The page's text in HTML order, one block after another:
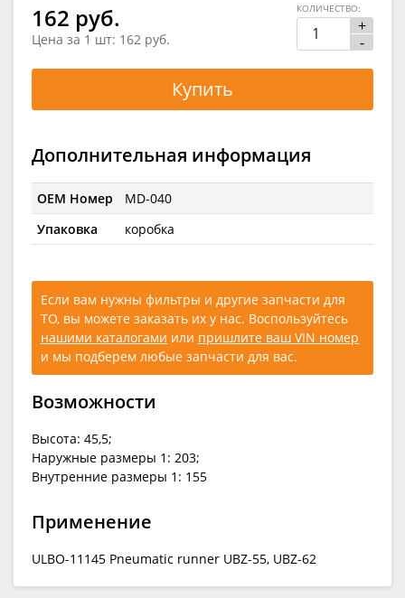
162 руб.
Цена за 1 шт: 162 руб.
+
-
КОЛИЧЕСТВО:
Купить
Дополнительная информация
OEM Номер
MD-040
Упаковка
коробка
Если вам нужны фильтры и другие запчасти для
ТО, вы можете заказать их у нас. Воспользуйтесь
нашими каталогами или пришлите ваш VIN номер
и мы подберем любые запчасти для вас.
Возможности
Высота: 45,5;
Наружные размеры 1: 203;
Внутренние размеры 1: 155
Применение
ULBO-11145 Pneumatic runner UBZ-55, UBZ-62